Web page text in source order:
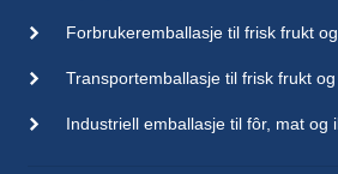
Forbrukeremballasje til frisk frukt
Transportemballasje til frisk frukt
Industriell emballasje til fôr, mat og